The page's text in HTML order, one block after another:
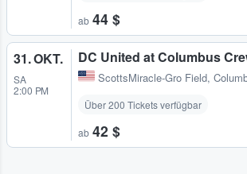
ab 44 $
31. OKT.
SA
2:00 PM
DC United at Columbus
ScottsMiracle-Gro Field,
Über 200 Tickets verfügbar
ab 42 $